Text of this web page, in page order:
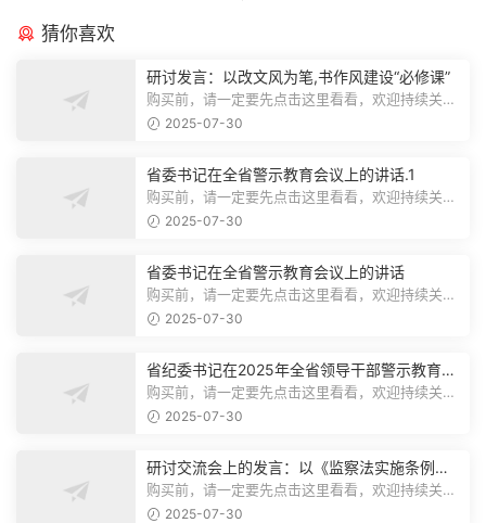
猜你喜欢
研讨发言：以改文风为笔,书作风建设“必修课”
购买前，请一定要先点击这里看看，欢迎持续关
注，精彩模板每天推送预览结束，本文...
2025-07-30
省委书记在全省警示教育会议上的讲话.1
购买前，请一定要先点击这里看看，欢迎持续关
注，精彩模板每天推送预览结束，本文...
2025-07-30
省委书记在全省警示教育会议上的讲话
购买前，请一定要先点击这里看看，欢迎持续关
注，精彩模板每天推送预览结束，本文...
2025-07-30
省纪委书记在2025年全省领导干部警示教育会
上的讲话.1
购买前，请一定要先点击这里看看，欢迎持续关
注，精彩模板每天推送预览结束，本文...
2025-07-30
研讨交流会上的发言：以《监察法实施条例》
为纲,推动巡察工作高质量发展
购买前，请一定要先点击这里看看，欢迎持续关
注，精彩模板每天推送预览结束，本文...
2025-07-30